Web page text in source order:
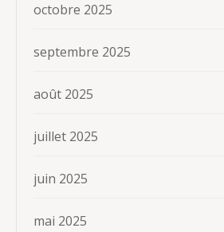
octobre 2025
septembre 2025
août 2025
juillet 2025
juin 2025
mai 2025